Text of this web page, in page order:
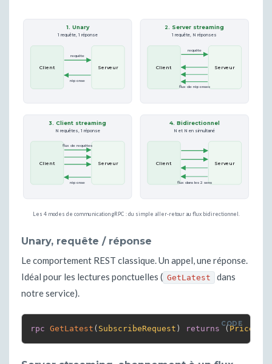
1. Unary
1 requête, 1 réponse
Client Serveur
requête
réponse
2. Server streaming
1 requête, N réponses
Client Serveur
requête
flux de réponses
3. Client streaming
N requêtes, 1 réponse
Client Serveur
flux de requêtes
réponse
4. Bidirectionnel
N et N en simultané
Client Serveur
flux dans les 2 sens
Les 4 modes de communication gRPC : du simple aller-retour au flux bidirectionnel.
Unary, requête / réponse
Le comportement REST classique. Un appel, une réponse.
Idéal pour les lectures ponctuelles ( GetLatest
dans
notre service).
rpc GetLatest ( SubscribeRequest ) returns (